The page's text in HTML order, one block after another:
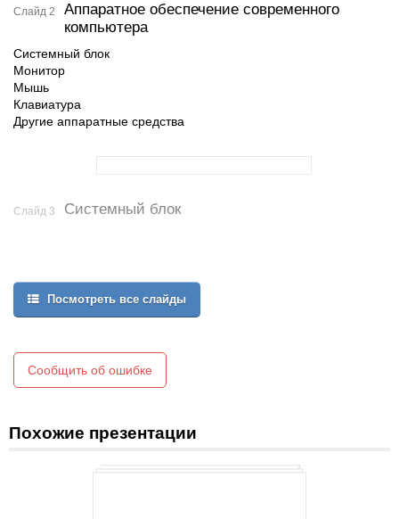
Слайд 2
Аппаратное обеспечение современного
компьютера
Системный блок
Монитор
Мышь
Клавиатура
Другие аппаратные средства
Слайд 3 Системный блок
Посмотреть все слайды
Сообщить об ошибке
Похожие презентации